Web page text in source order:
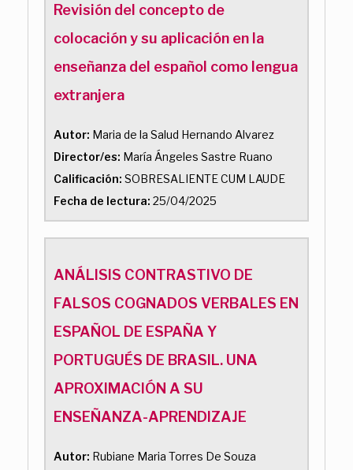
Revisión del concepto de
colocación y su aplicación en la
enseñanza del español como lengua
extranjera
Autor: Maria de la Salud Hernando Alvarez
Director/es: María Ángeles Sastre Ruano
Calificación: SOBRESALIENTE CUM LAUDE
Fecha de lectura: 25/04/2025
ANÁLISIS CONTRASTIVO DE
FALSOS COGNADOS VERBALES EN
ESPAÑOL DE ESPAÑA Y
PORTUGUÉS DE BRASIL. UNA
APROXIMACIÓN A SU
ENSEÑANZA-APRENDIZAJE
Autor: Rubiane Maria Torres De Souza